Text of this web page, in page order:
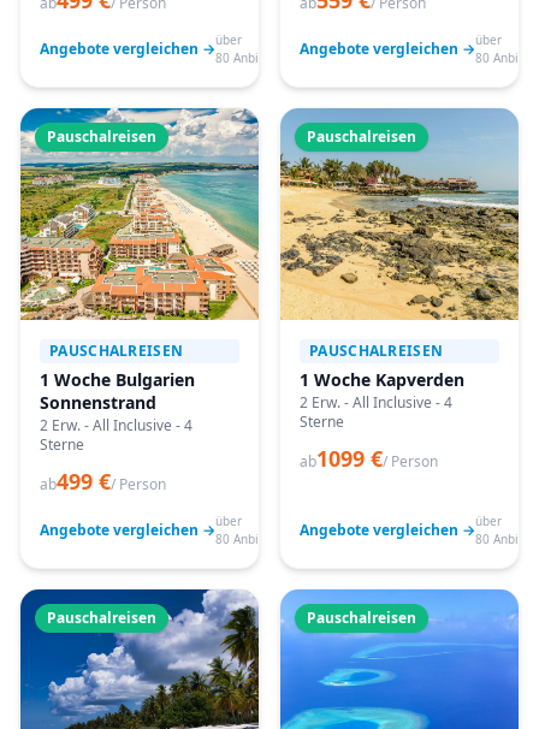
Angebote vergleichen →über
80 Anbieter
Angebote vergleichen →über
80
Pauschalreisen
PAUSCHALREISEN
1 Woche Bulgarien
Sonnenstrand
2 Erw. - All Inclusive - 4
Sterne
ab499 €/ Person
Angebote vergleichen →über
80 Anbieter
Pauschalreisen
PAUSCHALREISEN
1 Woche Kapverden
2 Erw. - All Inclusive - 4
Sterne
ab1099 €/ Person
Angebote vergleichen →über
80
Pauschalreisen Pauschalreisen